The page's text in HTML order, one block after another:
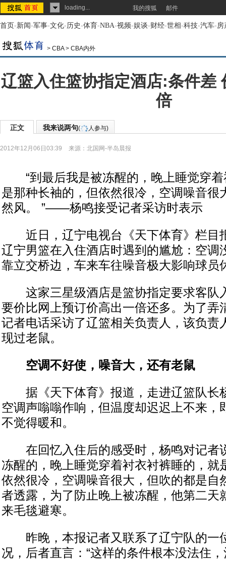
loading... 我的搜狐 邮件
首页-新闻-军事-文化-历史-体育-NBA-视频-娱谈-财经-世相-科技-汽车-房
> CBA> CBA内外
辽篮入住篮协指定酒店:条件差
倍
正文 我来说两句( 人参与)
2012年12月06日03:39 来源： 北国网-半岛晨报
“到最后我是被冻醒的，晚上睡觉穿着
是那种长袖的，但依然很冷，空调噪音很
然风。 ”——杨鸣接受记者采访时表示
近日，辽宁电视台《天下体育》栏目
辽宁男篮在入住酒店时遇到的尴尬：空调
靠立交桥边，车来车往噪音极大影响球员
这家三星级酒店是篮协指定要求客队
要价比网上预订价高出一倍还多。为了弄
记者电话采访了辽篮相关负责人，该负责
现过老鼠。
空调不好使，噪音大，还有老鼠
据《天下体育》报道，走进辽篮队长
空调声嗡嗡作响，但温度却迟迟上不来，
不觉得暖和。
在回忆入住后的感受时，杨鸣对记者
冻醒的，晚上睡觉穿着衬衣衬裤睡的，就
依然很冷，空调噪音很大，但吹的都是自
者透露，为了防止晚上被冻醒，他第二天
来毛毯避寒。
昨晚，本报记者又联系了辽宁队的一
况，后者直言：“这样的条件根本没法住